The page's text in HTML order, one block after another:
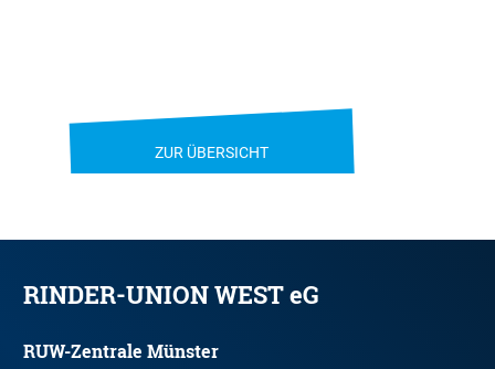
ZUR ÜBERSICHT
RINDER-UNION WEST eG
RUW-Zentrale Münster